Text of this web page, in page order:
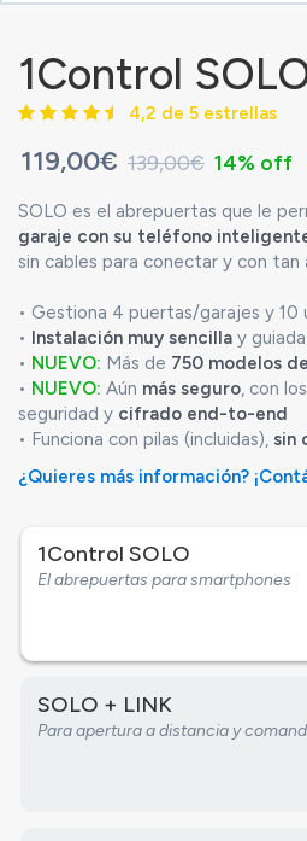
1Control
4,2 de 5 estrellas
119,00€ 139,00€ 14% off
SOLO es el abrepuertas que le
garaje con su teléfono
sin cables para conectar y con tan
• Gestiona 4 puertas/garajes y 10
•
Instalación muy sencilla y
• NUEVO: Más de 750 modelos
• NUEVO: Aún más seguro, con
seguridad y cifrado end-to-end
• Funciona con pilas (incluidas), sin
¿Quieres más información?
1Control SOLO
El abrepuertas para smartphones
SOLO + LINK
Para apertura a distancia y